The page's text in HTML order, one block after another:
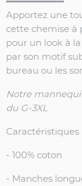
Apportez une
cette chemise à
pour un look à
par son motif
bureau ou les
Notre
du G-3XL
Caractéristiques :
- 100% coton
- Manches